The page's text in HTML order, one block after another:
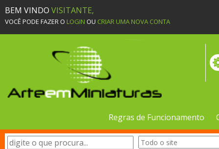
BEM VINDO VISITANTE,
VOCÊ PODE FAZER O LOGIN OU CRIAR UMA NOVA CONTA
Regras de Funcionamento